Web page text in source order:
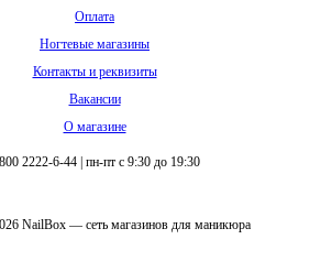
Оплата
Ногтевые магазины
Контакты и реквизиты
Вакансии
О магазине
2222-6-44 пн-пт с 9:30 до 19:30
NailBox — сеть магазинов для маникюра